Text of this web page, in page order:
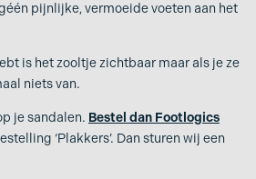
pijnlijke, vermoeide voeten aan het
is het zooltje zichtbaar maar als je ze
niets van.
je sandalen. Bestel dan Footlogics
‘Plakkers’. Dan sturen wij een